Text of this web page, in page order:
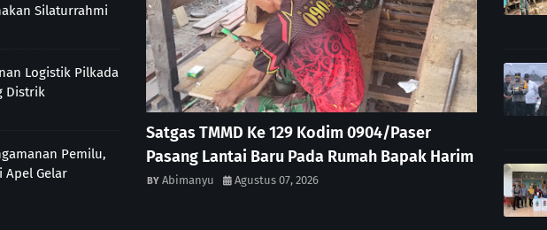
Silaturrahmi
Logistik Pilkada
Distrik
Pemilu,
Apel Gelar
Satgas TMMD Ke 129 Kodim 0904/Paser
Pasang Lantai Baru Pada Rumah Bapak Harim
Abimanyu Agustus 07, 2026